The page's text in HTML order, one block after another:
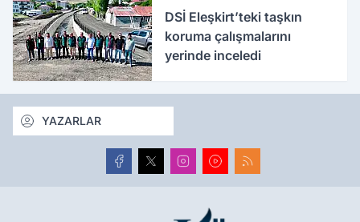
DSİ Eleşkirt’teki taşkın
koruma çalışmalarını
yerinde inceledi
YAZARLAR